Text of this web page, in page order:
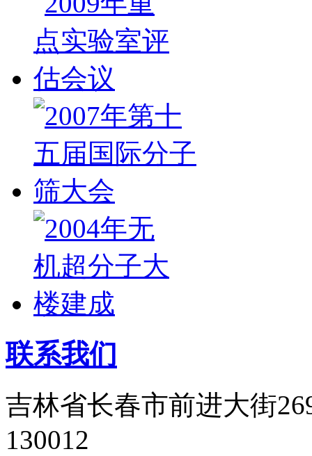
联系我们
吉林省长春市前进大街
130012